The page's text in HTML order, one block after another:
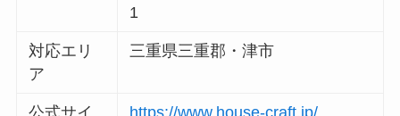
1
対応エリ
ア
三重県三重郡・津市